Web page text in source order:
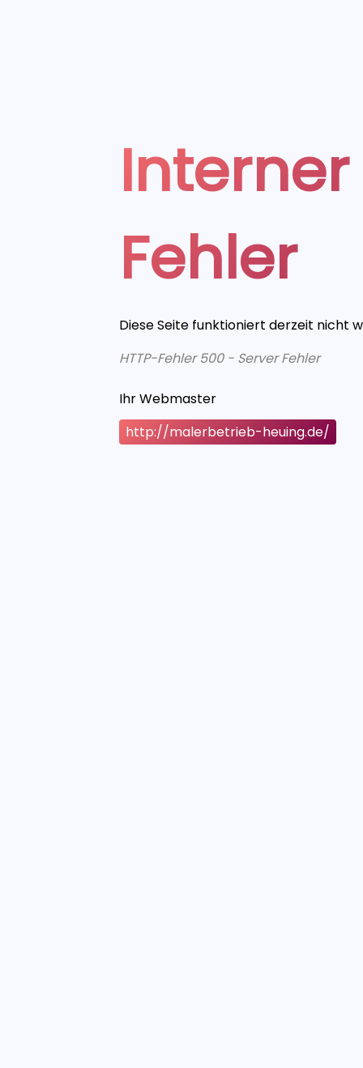
Fehler
Diese Seite funktioniert derzeit nicht
HTTP-Fehler 500 - Server Fehler
Ihr Webmaster
http://malerbetrieb-heuing.de/